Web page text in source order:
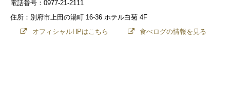
電話番号：0977-21-2111
住所：別府市上田の湯町 16-36 ホテル白菊 4F
オフィシャルHPはこちら
食べログの情報を見る